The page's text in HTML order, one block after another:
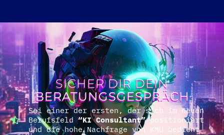
SICHER DIR DEIN
BERATUNGSGESPRÄCH
Sei einer der ersten, der sich im neuen
Berufsfeld“KI Consultant”positioniert
und die hohe Nachfrage von KMU bedient